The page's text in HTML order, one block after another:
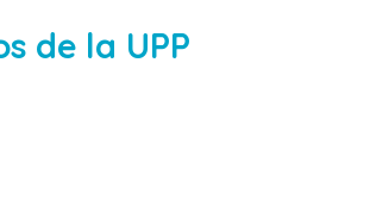
de la UPP